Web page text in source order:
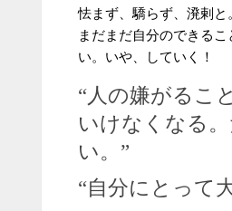
怯まず、驕らず、溌剌と
まだまだ自分のできる
い。いや、していく！
“人の嫌がるこ
いけなくなる
い。”
“自分にとって